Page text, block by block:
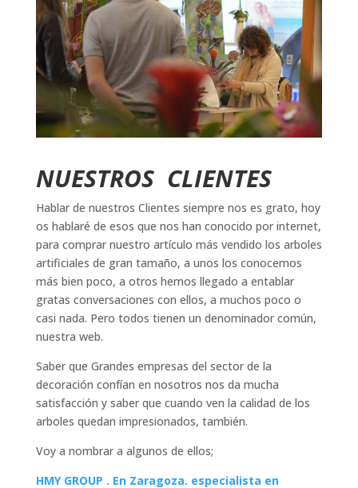
NUESTROS CLIENTES
Hablar de nuestros Clientes siempre nos es grato, hoy
os hablaré de esos que nos han conocido por internet,
para comprar nuestro artículo más vendido los arboles
artificiales de gran tamaño, a unos los conocemos
más bien poco, a otros hemos llegado a entablar
gratas conversaciones con ellos, a muchos poco o
casi nada. Pero todos tienen un denominador común,
nuestra web.
Saber que Grandes empresas del sector de la
decoración confían en nosotros nos da mucha
satisfacción y saber que cuando ven la calidad de los
arboles quedan impresionados, también.
Voy a nombrar a algunos de ellos;
HMY GROUP . En Zaragoza. especialista en